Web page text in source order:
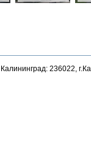
236022,